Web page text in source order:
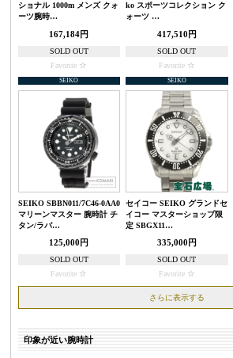
ショナル 1000m メンズ クォ
ーツ腕時…
167,184円
SOLD OUT
Favorite
ko スポーツコレクション ク
ォーツ …
417,510円
SOLD OUT
Favorite
SEIKO
SEIKO SBBN011/7C46-0AA0
マリーンマスター 腕時計 チ
タン/ラバ…
125,000円
SOLD OUT
Favorite
SEIKO
セイコー SEIKO グランドセ
イコー マスターショップ限
定 SBGX11…
335,000円
SOLD OUT
Favorite
さらに表示する
印象が近い腕時計